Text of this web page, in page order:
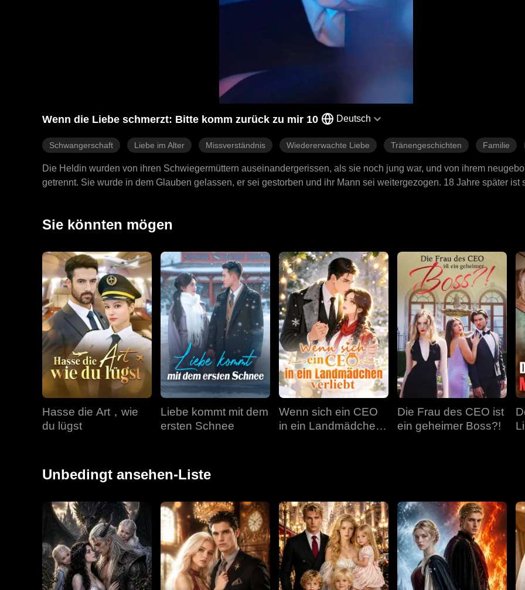
Wenn die Liebe schmerzt: Bitte komm zurück zu mir 10 Deutsch
Schwangerschaft Liebe im Alter Missverständnis Wiedererwachte Liebe Tränengeschichten Familie
Die Heldin wurden von ihren Schwiegermüttern auseinandergerissen, als sie noch jung war, und von ihrem
getrennt. Sie wurde in dem Glauben gelassen, er sei gestorben und ihr Mann sei weitergezogen. 18 Jahre später ist
Sie könnten mögen
Hasse die Art，wie
du lügst
Liebe kommt mit dem
ersten Schnee
Wenn sich ein CEO
in ein Landmädchen
Die Frau des CEO ist
ein geheimer Boss?!
Unbedingt ansehen-Liste